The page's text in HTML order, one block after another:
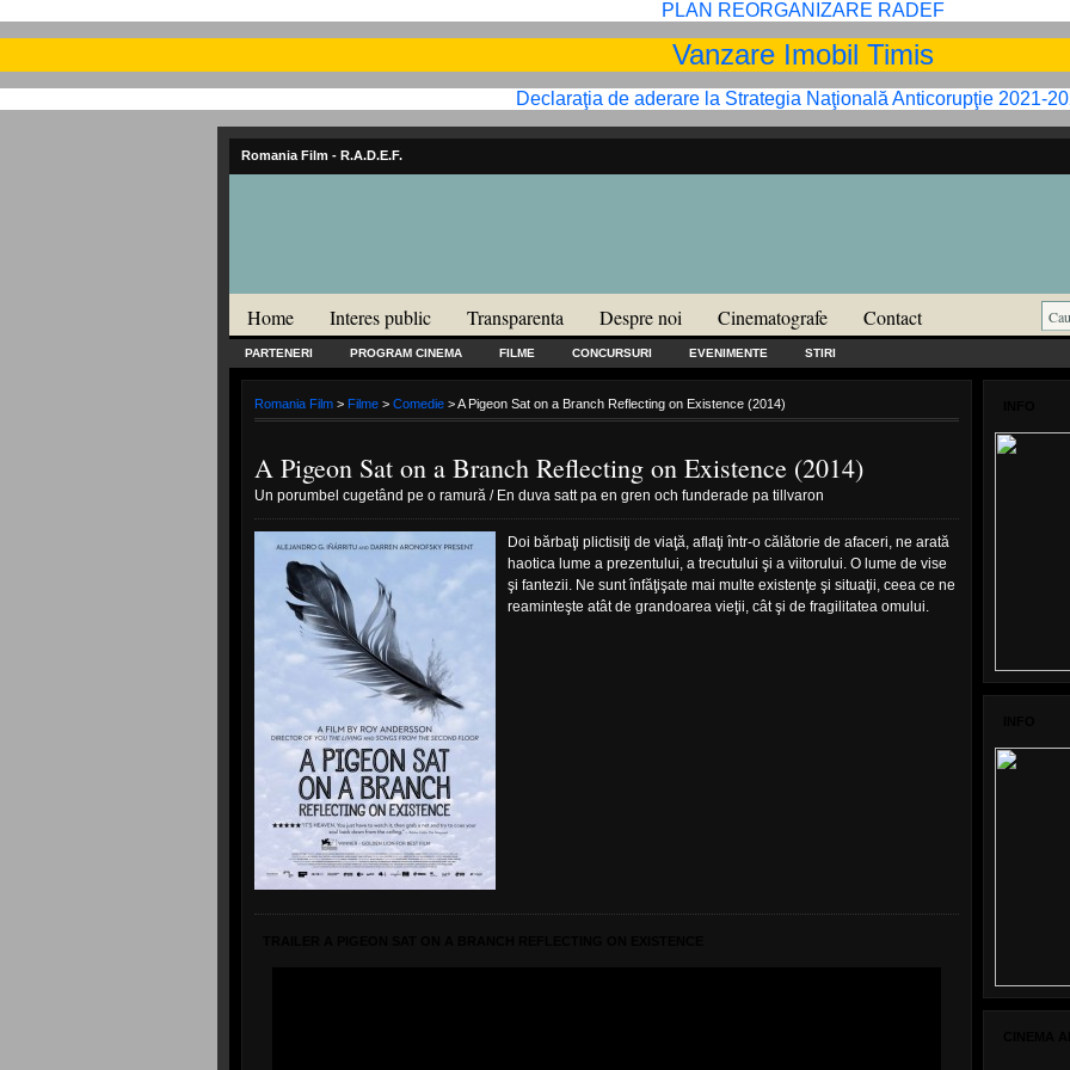
PLAN REORGANIZARE RADEF
Vanzare Imobil Timis
Declaraţia de aderare la Strategia Naţională Anticorupţie 2021-
Romania Film - R.A.D.E.F.
Home Interes public Transparenta Despre noi Cinematografe Contact
PARTENERI PROGRAM CINEMA FILME CONCURSURI EVENIMENTE STIRI
Romania Film> Filme> Comedie> A Pigeon Sat on a Branch Reflecting on Existence (2014)
A Pigeon Sat on a Branch Reflecting on Existence (2014)
Un porumbel cugetând pe o ramură / En duva satt pa en gren och funderade pa tillvaron
Doi bărbaţi plictisiţi de viaţă, aflaţi într-o călătorie de afaceri, ne arată
haotica lume a prezentului, a trecutului şi a viitorului. O lume de vise
şi fantezii. Ne sunt înfăţişate mai multe existenţe şi situaţii, ceea ce ne
reaminteşte atât de grandoarea vieţii, cât şi de fragilitatea omului.